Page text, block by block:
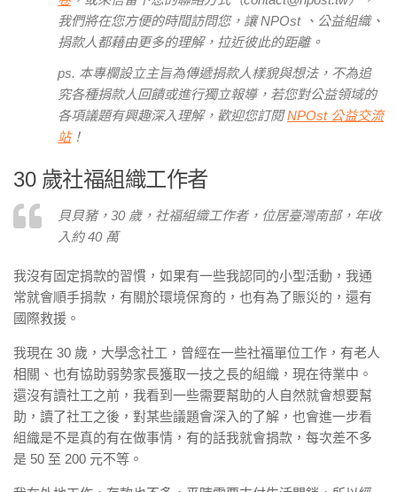
我們將在您方便的時間訪問您，讓 NPOst 、公益組織、
捐款人都藉由更多的理解，拉近彼此的距離。
ps. 本專欄設立主旨為傳遞捐款人樣貌與想法，不為追
究各種捐款人回饋或進行獨立報導，若您對公益領域的
各項議題有興趣深入理解，歡迎您訂閱NPOst 公益交流
站！
30 歲社福組織工作者
貝貝豬，30 歲，社福組織工作者，位居臺灣南部，年收
入約 40 萬
我沒有固定捐款的習慣，如果有一些我認同的小型活動，我通
常就會順手捐款，有關於環境保育的，也有為了賑災的，還有
國際救援。
我現在 30 歲，大學念社工，曾經在一些社福單位工作，有老人
相關、也有協助弱勢家長獲取一技之長的組織，現在待業中。
還沒有讀社工之前，我看到一些需要幫助的人自然就會想要幫
助，讀了社工之後，對某些議題會深入的了解，也會進一步看
組織是不是真的有在做事情，有的話我就會捐款，每次差不多
是 50 至 200 元不等。